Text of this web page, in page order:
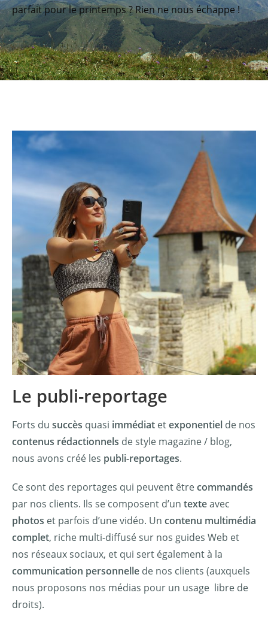
parfait pour le printemps ? Rien ne nous échappe !
Le publi-reportage
Forts du succès quasi immédiat etexponentiel de nos
contenus rédactionnels de style magazine / blog,
nous avons créé les publi-reportages.
Ce sont des reportages qui peuvent êtrecommandés
par nos clients. Ils se composent d’un texteavec
photos et parfois d’une vidéo. Un contenu multimédia
complet, riche multi-diffusé sur nos guides Web et
nos réseaux sociaux, et qui sert également à la
communication personnelle de nos clients (auxquels
nous proposons nos médias pour un usage libre de
droits).